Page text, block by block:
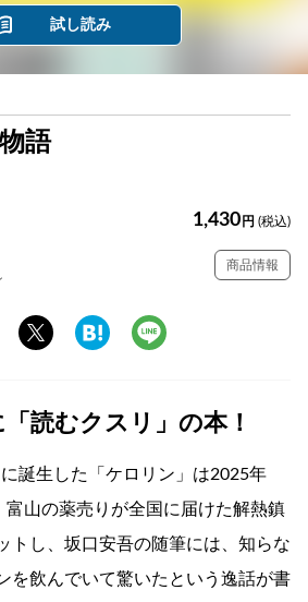
試し読み
語
1,430 円 (税込)
商品情報
読むクスリ」の本！
誕生した「ケロリン」は2025年
富山の薬売りが全国に届けた解熱鎮
トし、坂口安吾の随筆には、知らな
を飲んでいて驚いたという逸話が書